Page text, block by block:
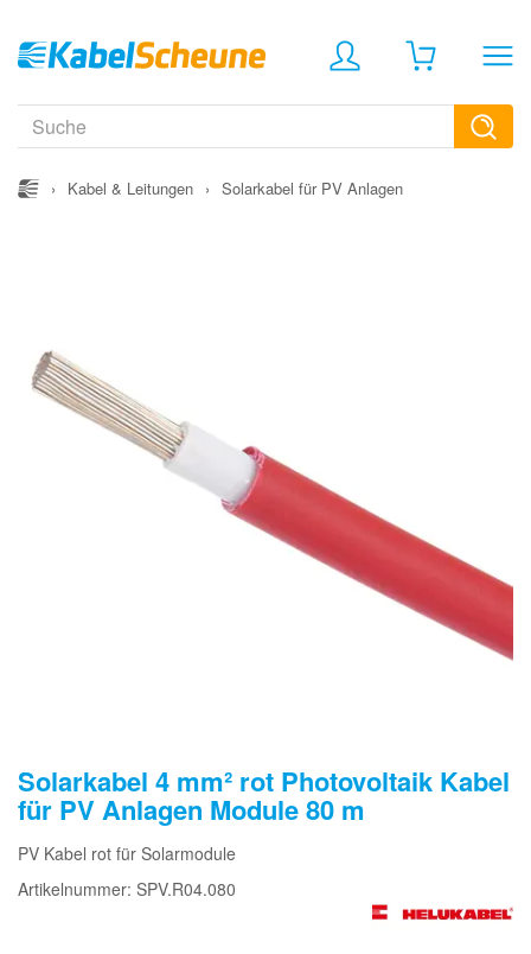
› Kabel & Leitungen › Solarkabel für PV Anlagen
Solarkabel 4 mm² rot Photovoltaik Kabel
für PV Anlagen Module 80 m
PV Kabel rot für Solarmodule
Artikelnummer: SPV.R04.080